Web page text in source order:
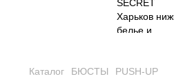
Каталог БЮСТЫ PUSH-UP